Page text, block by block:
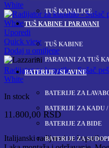
TUŠ KANALICE
TUŠ KABINE I PARAVANI
TUŠ KABINE
PARAVANI ZA TUŠ
BATERIJE / SLAVINE
BATERIJE ZA
BATERIJE ZA KADU
BATERIJE ZA BIDE
BATERIJE ZA
Uporedi
Quick view
Dodaj u omiljene
Radijator za kupatilo - Sušač
White
In stock
11.800,00 RSD
Italijanski radijatori za kupatilo